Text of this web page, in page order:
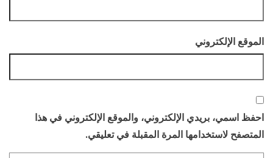
الموقع الإلكتروني
احفظ اسمي، بريدي الإلكتروني، والموقع الإلكتروني في هذا
المتصفح لاستخدامها المرة المقبلة في تعليقي.